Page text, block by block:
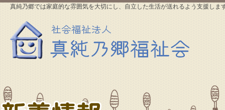
真純乃郷では家庭的な雰囲気を大切にし、自立した生活が送れるよう支援しま